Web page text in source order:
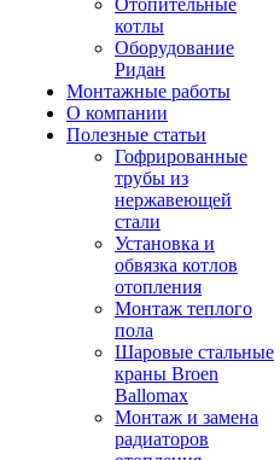
Отопительные
котлы
Оборудование
Ридан
Монтажные работы
О компании
Полезные статьи
Гофрированные
трубы из
нержавеющей
стали
Установка и
обвязка котлов
отопления
Монтаж теплого
пола
Шаровые стальные
краны Broen
Ballomax
Монтаж и замена
радиаторов